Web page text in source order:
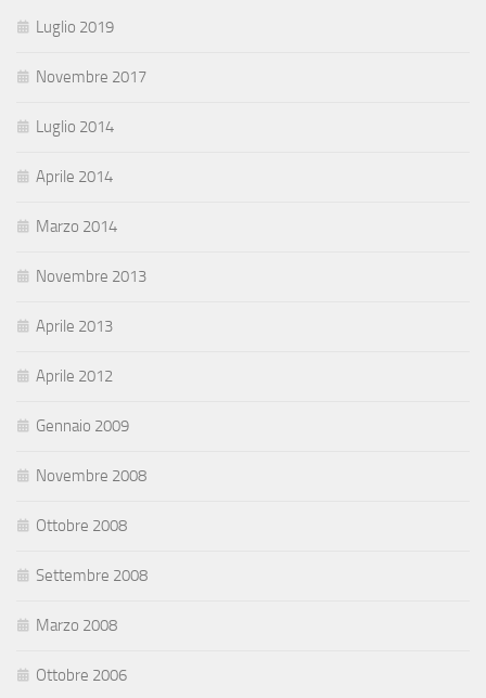
Luglio 2019
Novembre 2017
Luglio 2014
Aprile 2014
Marzo 2014
Novembre 2013
Aprile 2013
Aprile 2012
Gennaio 2009
Novembre 2008
Ottobre 2008
Settembre 2008
Marzo 2008
Ottobre 2006